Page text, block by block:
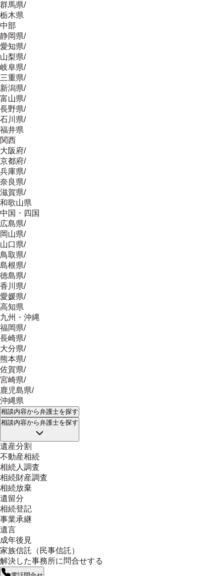
群馬県/
栃木県
中部
静岡県/
愛知県/
山梨県/
岐阜県/
三重県/
新潟県/
富山県/
長野県/
石川県/
福井県
関西
大阪府/
京都府/
兵庫県/
奈良県/
滋賀県/
和歌山県
中国・四国
広島県/
岡山県/
山口県/
鳥取県/
島根県/
徳島県/
香川県/
愛媛県/
高知県
九州・沖縄
福岡県/
長崎県/
大分県/
熊本県/
佐賀県/
宮崎県/
鹿児島県/
沖縄県
相談内容から弁護士を探す
相談内容から弁護士を探す
遺産分割
不動産相続
相続人調査
相続財産調査
相続放棄
遺留分
相続登記
事業承継
遺言
成年後見
家族信託（民事信託）
解決した事務所に問合せする